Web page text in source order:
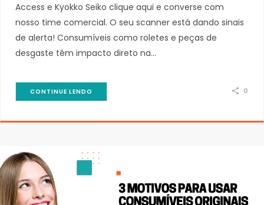
Access e Kyokko Seiko clique aqui e converse com
nosso time comercial. O seu scanner está dando sinais
de alerta! Consumíveis como roletes e peças de
desgaste têm impacto direto na…
CONTINUE LENDO 0